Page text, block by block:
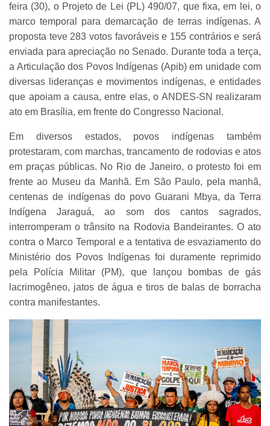
feira (30), o Projeto de Lei (PL) 490/07, que fixa, em lei, o
marco temporal para demarcação de terras indígenas. A
proposta teve 283 votos favoráveis e 155 contrários e será
enviada para apreciação no Senado. Durante toda a terça,
a Articulação dos Povos Indígenas (Apib) em unidade com
diversas lideranças e movimentos indígenas, e entidades
que apoiam a causa, entre elas, o ANDES-SN realizaram
ato em Brasília, em frente do Congresso Nacional.
Em diversos estados, povos indígenas também
protestaram, com marchas, trancamento de rodovias e atos
em praças públicas. No Rio de Janeiro, o protesto foi em
frente ao Museu da Manhã. Em São Paulo, pela manhã,
centenas de indígenas do povo Guarani Mbya, da Terra
Indígena Jaraguá, ao som dos cantos sagrados,
interromperam o trânsito na Rodovia Bandeirantes. O ato
contra o Marco Temporal e a tentativa de esvaziamento do
Ministério dos Povos Indígenas foi duramente reprimido
pela Polícia Militar (PM), que lançou bombas de gás
lacrimogêneo, jatos de água e tiros de balas de borracha
contra manifestantes.